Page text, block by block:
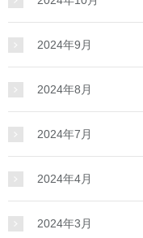
2024年9月
2024年8月
2024年7月
2024年4月
2024年3月